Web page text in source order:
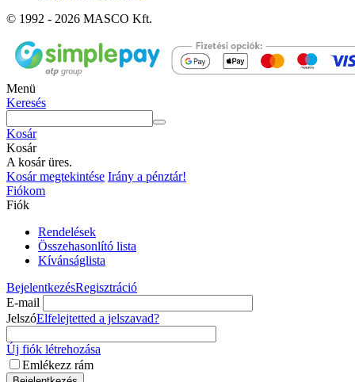
© 1992 - 2026 MASCO Kft.
Menü
Keresés
Kosár
Kosár
A kosár üres.
Kosár megtekintése Irány a pénztár!
Fiókom
Fiók
Rendelések
Összehasonlító lista
Kívánságlista
BejelentkezésRegisztráció
E-mail
JelszóElfelejtetted a jelszavad?
Új fiók létrehozása
Emlékezz rám